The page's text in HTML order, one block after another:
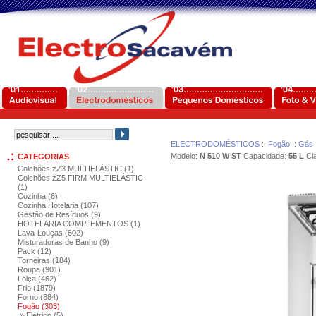
CATEGORIAS
Colchões zZ3 MULTIELÁSTIC (1)
Colchões zZ5 FIRM MULTIELÁSTIC
(1)
Cozinha (6)
Cozinha Hotelaria (107)
Gestão de Resíduos (9)
HOTELARIA COMPLEMENTOS (1)
Lava-Louças (602)
Misturadoras de Banho (9)
Pack (12)
Torneiras (184)
Roupa (901)
Loiça (462)
Frio (1879)
Forno (884)
Fogão (303)
ELECTRODOMÉSTICOS:: Fogão:: Gás
Modelo: N 510 W ST Capacidade: 55 L